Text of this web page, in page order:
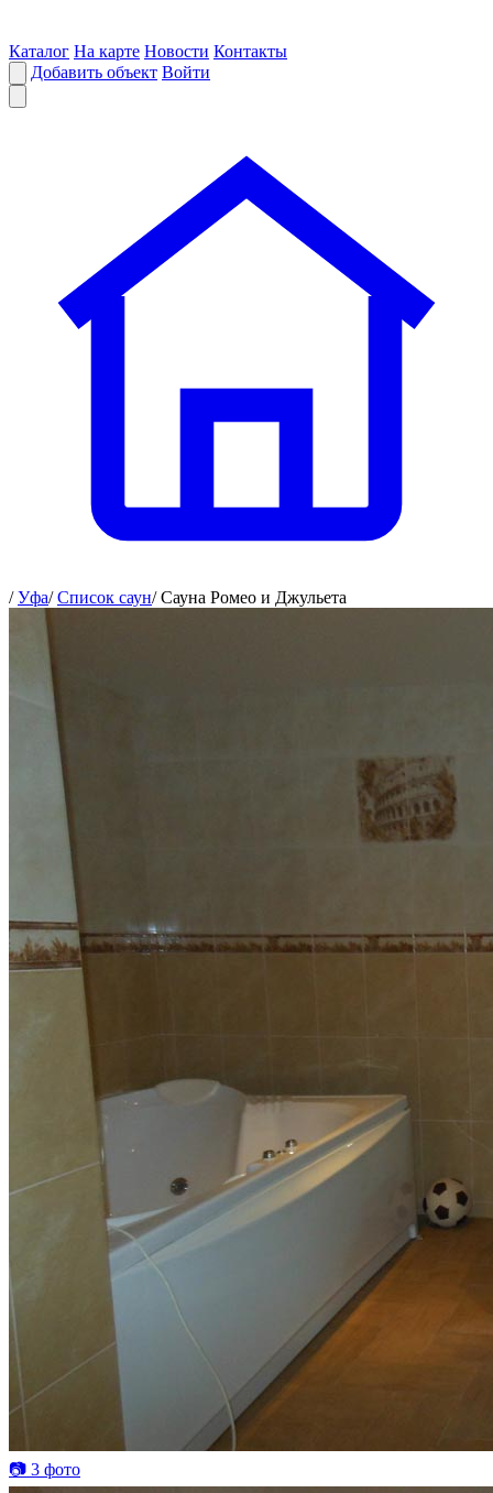
Каталог На карте Новости Контакты
Добавить объект Войти
/ Уфа/ Список саун/ Сауна Ромео и Джульета
📷 3 фото